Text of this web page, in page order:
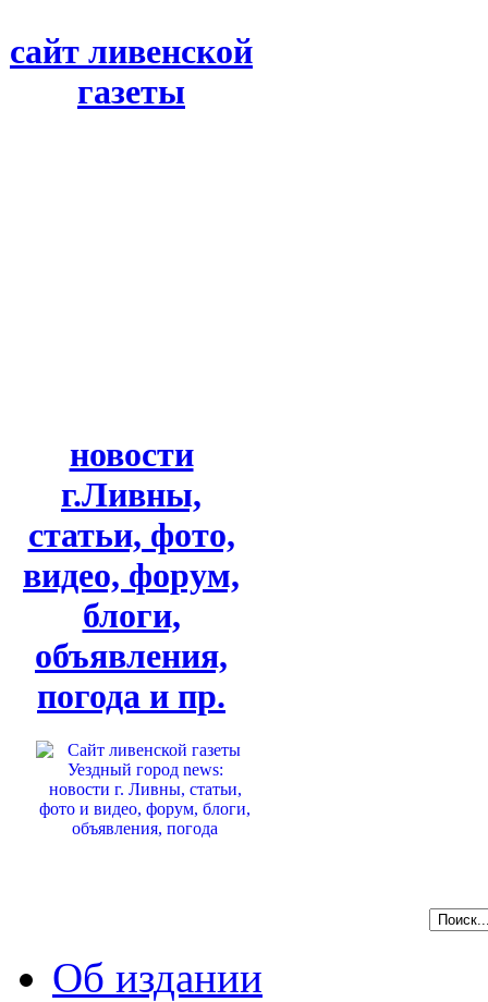
сайт ливенской
газеты
новости
г.Ливны,
статьи, фото,
видео, форум,
блоги,
объявления,
погода и пр.
Об издании